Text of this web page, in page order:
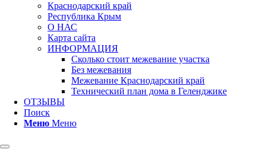
Краснодарский край
Республика Крым
О НАС
Карта сайта
ИНФОРМАЦИЯ
Сколько стоит межевание участка
Без межевания
Межевание Краснодарский край
Технический план дома в Геленджике
ОТЗЫВЫ
Поиск
Меню Меню